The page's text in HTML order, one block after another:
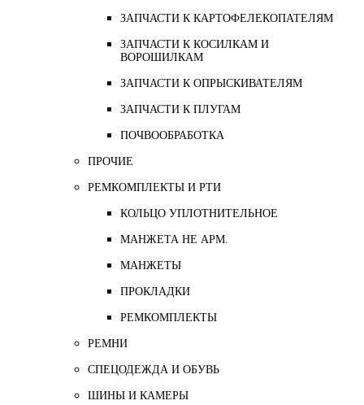
ЗАПЧАСТИ К КАРТОФЕЛЕКОПАТЕЛЯМ
ЗАПЧАСТИ К КОСИЛКАМ И
ВОРОШИЛКАМ
ЗАПЧАСТИ К ОПРЫСКИВАТЕЛЯМ
ЗАПЧАСТИ К ПЛУГАМ
ПОЧВООБРАБОТКА
ПРОЧИЕ
РЕМКОМПЛЕКТЫ И РТИ
КОЛЬЦО УПЛОТНИТЕЛЬНОЕ
МАНЖЕТА НЕ АРМ.
МАНЖЕТЫ
ПРОКЛАДКИ
РЕМКОМПЛЕКТЫ
РЕМНИ
СПЕЦОДЕЖДА И ОБУВЬ
ШИНЫ И КАМЕРЫ